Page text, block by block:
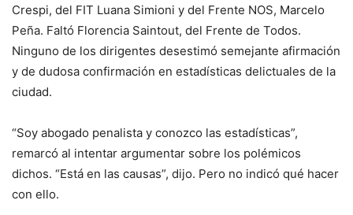
Crespi, del FIT Luana Simioni y del Frente NOS, Marcelo
Peña. Faltó Florencia Saintout, del Frente de Todos.
Ninguno de los dirigentes desestimó semejante afirmación
y de dudosa confirmación en estadísticas delictuales de la
ciudad.
“Soy abogado penalista y conozco las estadísticas”,
remarcó al intentar argumentar sobre los polémicos
dichos. “Está en las causas”, dijo. Pero no indicó qué hacer
con ello.